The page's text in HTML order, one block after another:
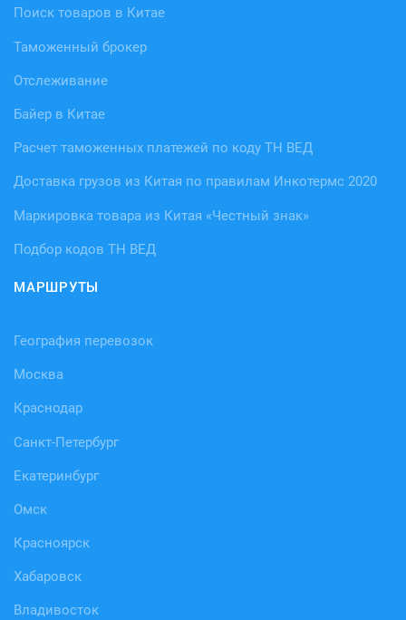
Поиск товаров в Китае
Таможенный брокер
Отслеживание
Байер в Китае
Расчет таможенных платежей по коду ТН ВЕД
Доставка грузов из Китая по правилам Инкотермс 2020
Маркировка товара из Китая «Честный знак»
Подбор кодов ТН ВЕД
МАРШРУТЫ
География перевозок
Москва
Краснодар
Санкт-Петербург
Екатеринбург
Омск
Красноярск
Хабаровск
Владивосток